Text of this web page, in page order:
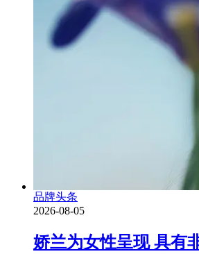
品牌头条
2026-08-05
娇兰为女性呈现 具有